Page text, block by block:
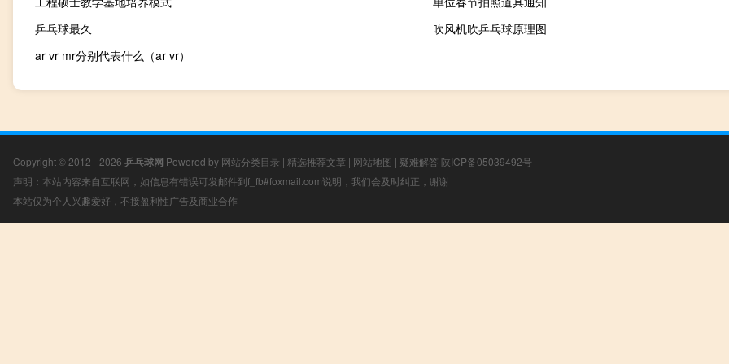
乒乓球最久
吹风机吹乒乓球原理图
ar vr mr分别代表什么（ar vr）
Copyright © 2012 - 2026 乒乓球网 Powered by 网站分类目录 | 精选推荐文章 | 网站地图 | 疑难解答 陕ICP备05039492号
声明：本站内容来自互联网，如信息有错误可发邮件到f_fb#foxmail.com说明，我们会及时纠正，谢谢
本站仅为个人兴趣爱好，不接盈利性广告及商业合作